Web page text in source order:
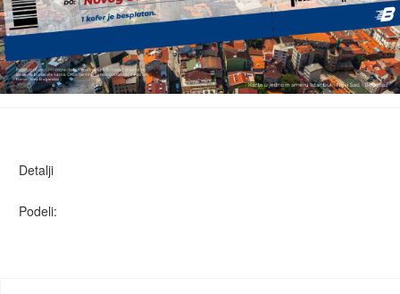
Detalji
Podeli: